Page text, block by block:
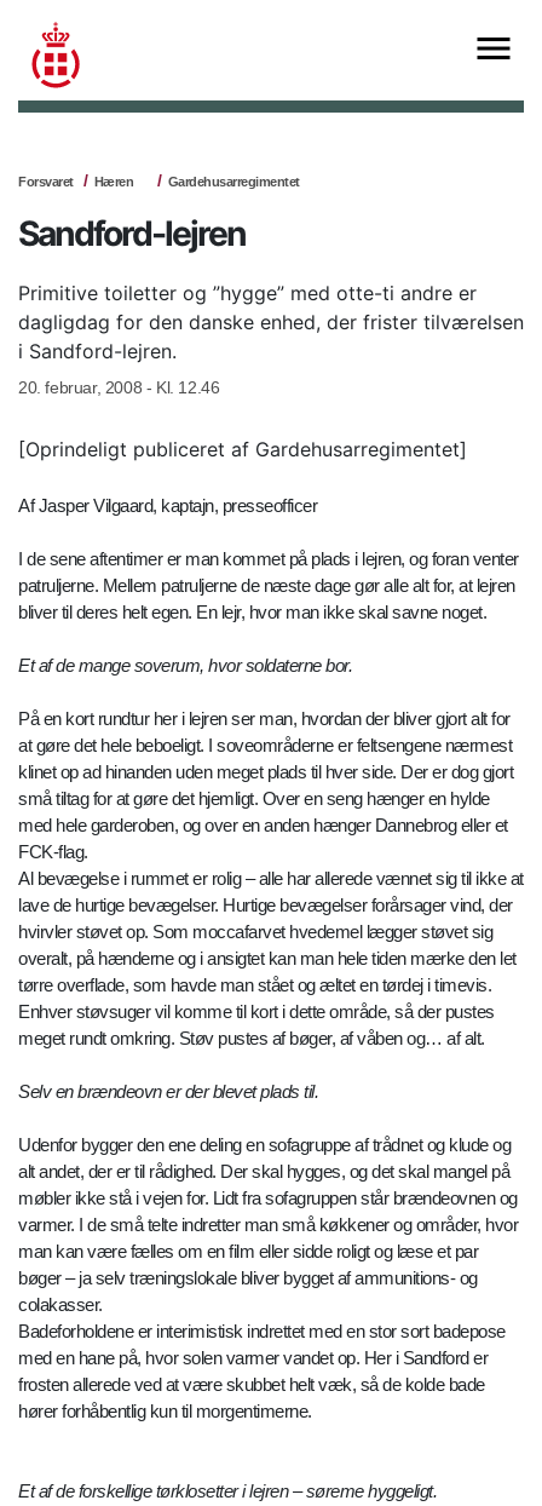
Forsvaret Hæren Gardehusarregimentet
Sandford-lejren
Primitive toiletter og ”hygge” med otte-ti andre er
dagligdag for den danske enhed, der frister tilværelsen
i Sandford-lejren.
20. februar, 2008 - Kl. 12.46
[Oprindeligt publiceret af Gardehusarregimentet]
Af Jasper Vilgaard, kaptajn, presseofficer
I de sene aftentimer er man kommet på plads i lejren, og foran venter
patruljerne. Mellem patruljerne de næste dage gør alle alt for, at lejren
bliver til deres helt egen. En lejr, hvor man ikke skal savne noget.
Et af de mange soverum, hvor soldaterne bor.
På en kort rundtur her i lejren ser man, hvordan der bliver gjort alt for
at gøre det hele beboeligt. I soveområderne er feltsengene nærmest
klinet op ad hinanden uden meget plads til hver side. Der er dog gjort
små tiltag for at gøre det hjemligt. Over en seng hænger en hylde
med hele garderoben, og over en anden hænger Dannebrog eller et
FCK-flag.
Al bevægelse i rummet er rolig – alle har allerede vænnet sig til ikke at
lave de hurtige bevægelser. Hurtige bevægelser forårsager vind, der
hvirvler støvet op. Som moccafarvet hvedemel lægger støvet sig
overalt, på hænderne og i ansigtet kan man hele tiden mærke den let
tørre overflade, som havde man stået og æltet en tørdej i timevis.
Enhver støvsuger vil komme til kort i dette område, så der pustes
meget rundt omkring. Støv pustes af bøger, af våben og… af alt.
Selv en brændeovn er der blevet plads til.
Udenfor bygger den ene deling en sofagruppe af trådnet og klude og
alt andet, der er til rådighed. Der skal hygges, og det skal mangel på
møbler ikke stå i vejen for. Lidt fra sofagruppen står brændeovnen og
varmer. I de små telte indretter man små køkkener og områder, hvor
man kan være fælles om en film eller sidde roligt og læse et par
bøger – ja selv træningslokale bliver bygget af ammunitions- og
colakasser.
Badeforholdene er interimistisk indrettet med en stor sort badepose
med en hane på, hvor solen varmer vandet op. Her i Sandford er
frosten allerede ved at være skubbet helt væk, så de kolde bade
hører forhåbentlig kun til morgentimerne.
Et af de forskellige tørklosetter i lejren – søreme hyggeligt.